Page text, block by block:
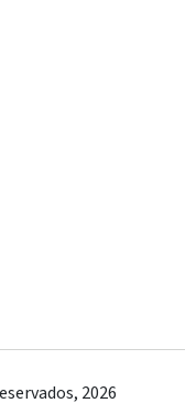
2026